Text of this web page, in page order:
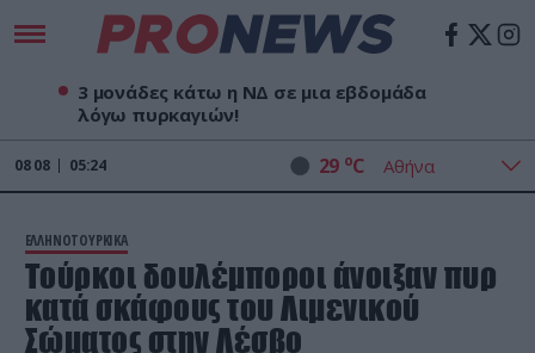
3 μονάδες κάτω η ΝΔ σε μια εβδομάδα
λόγω πυρκαγιών!
08 08 05:24 29 oC
ΕΛΛΗΝΟΤΟΥΡΚΙΚΑ
Τούρκοι δουλέμποροι άνοιξαν πυρ
κατά σκάφους του Λιμενικού
Σώματος στην Λέσβο